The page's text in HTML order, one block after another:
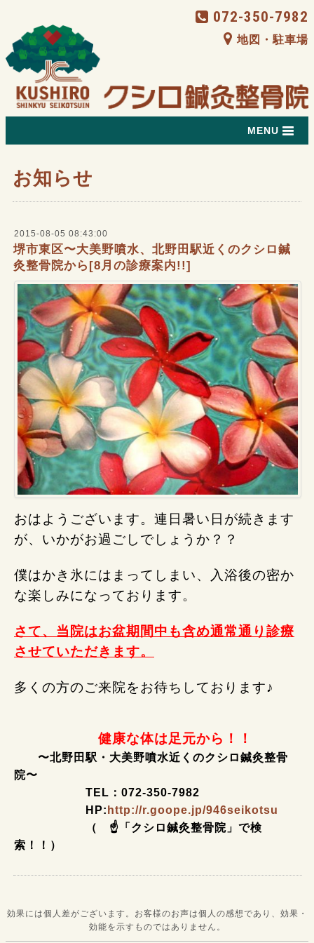
072-350-7982
地図・駐車場
MENU
お知らせ
2015-08-05 08:43:00
堺市東区〜大美野噴水、北野田駅近くのクシロ鍼
灸整骨院から[8月の診療案内!!]
おはようございます。連日暑い日が続きます
が、いかがお過ごしでしょうか？？
僕はかき氷にはまってしまい、入浴後の密か
な楽しみになっております。
さて、当院はお盆期間中も含め通常通り診療
させていただきます。
多くの方のご来院をお待ちしております♪
健康な体は足元から！！
〜北野田駅・大美野噴水近くのクシロ鍼灸整骨
院〜
TEL：072-350-7982
HP: http://r.goope.jp/946seikotsu
（ ☝「クシロ鍼灸整骨院」で検
索！！）
効果には個人差がございます。お客様のお声は個人の感想であり、効果・
効能を示すものではありません。